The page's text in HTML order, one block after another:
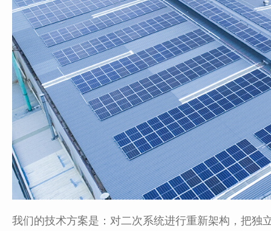
我们的技术方案是：对二次系统进行重新架构，把独